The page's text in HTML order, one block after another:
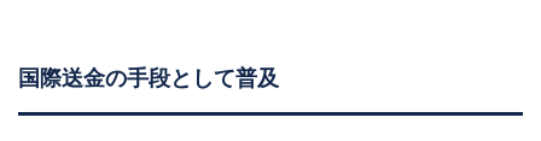
国際送金の手段として普及